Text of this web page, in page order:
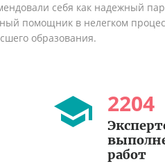
себя как надежный
помощник в нелегком
образования.
2204
работ